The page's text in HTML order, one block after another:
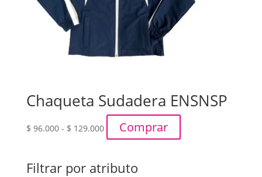
Chaqueta Sudadera ENSNSP
$ 96.000 - $ 129.000 Rango
de
desde
Comprar
Filtrar por atributo